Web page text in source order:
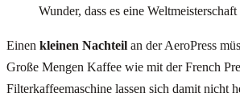
Wunder, dass es eine
Einen kleinen Nachteil an der AeroPress
Große Mengen Kaffee wie mit der French
Filterkaffeemaschine lassen sich damit nicht